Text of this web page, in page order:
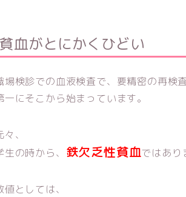
貧血がとにかくひどい
場検診での血液検査で、要精密の再検
一にそこから始まっています。
々、
生の時から、 鉄欠乏性貧血ではあり
値としては、